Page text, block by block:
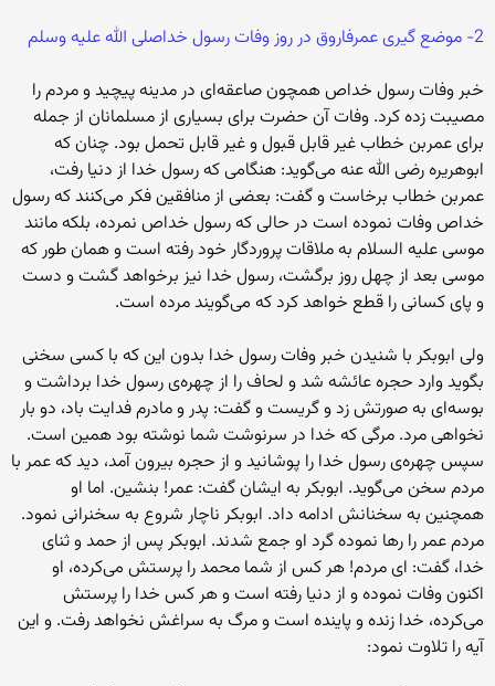
2- موضع گیری عمرفاروق در روز وفات رسول خداصلی الله علیه وسلم
خبر وفات رسول خداص همچون صاعقه‌ای در مدینه پیچید و مردم را
مصیبت زده کرد. وفات آن حضرت برای بسیاری از مسلمانان از جمله
برای عمربن خطاب غیر قابل قبول و غیر قابل تحمل بود. چنان که
ابوهریره رضی الله عنه می‌گوید: هنگامی که رسول خدا از دنیا رفت،
عمربن خطاب برخاست و گفت: بعضی از منافقین فکر می‌کنند که رسول
خداص وفات نموده است در حالی که رسول خداص نمرده، بلکه مانند
موسی علیه السلام به ملاقات پروردگار خود رفته است و همان طور که
موسی بعد از چهل روز برگشت، رسول خدا نیز برخواهد گشت و دست
و پای کسانی را قطع خواهد کرد که می‌گویند مرده است.
ولی ابوبکر با شنیدن خبر وفات رسول خدا بدون این که با کسی سخنی
بگوید وارد حجره عائشه شد و لحاف را از چهره‌ی رسول خدا برداشت و
بوسه‌ای به صورتش زد و گریست و گفت: پدر و مادرم فدایت باد، دو بار
نخواهی مرد. مرگی که خدا در سرنوشت شما نوشته بود همین است.
سپس چهره‌ی رسول خدا را پوشانید و از حجره بیرون آمد، دید که عمر با
مردم سخن می‌گوید. ابوبکر به ایشان گفت: عمر! بنشین. اما او
همچنین به سخنانش ادامه داد. ابوبکر ناچار شروع به سخنرانی نمود.
مردم عمر را رها نموده گرد او جمع شدند. ابوبکر پس از حمد و ثنای
خدا، گفت: ای مردم! هر کس از شما محمد را پرستش می‌کرده، او
اکنون وفات نموده و از دنیا رفته است و هر کس خدا را پرستش
می‌کرده، خدا زنده و پاینده است و مرگ به سراغش نخواهد رفت. و این
آیه را تلاوت نمود: